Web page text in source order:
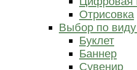
Отрисовка
Выбор по
Буклет
Баннер
Сувенир